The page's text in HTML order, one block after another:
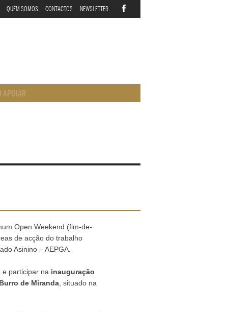
QUEM SOMOS CONTACTOS NEWSLETTER
APOIAR
Open Weekend (fim-de-
de acção do trabalho
Asinino – AEPGA.
e participar na inauguração
de Miranda , situado na